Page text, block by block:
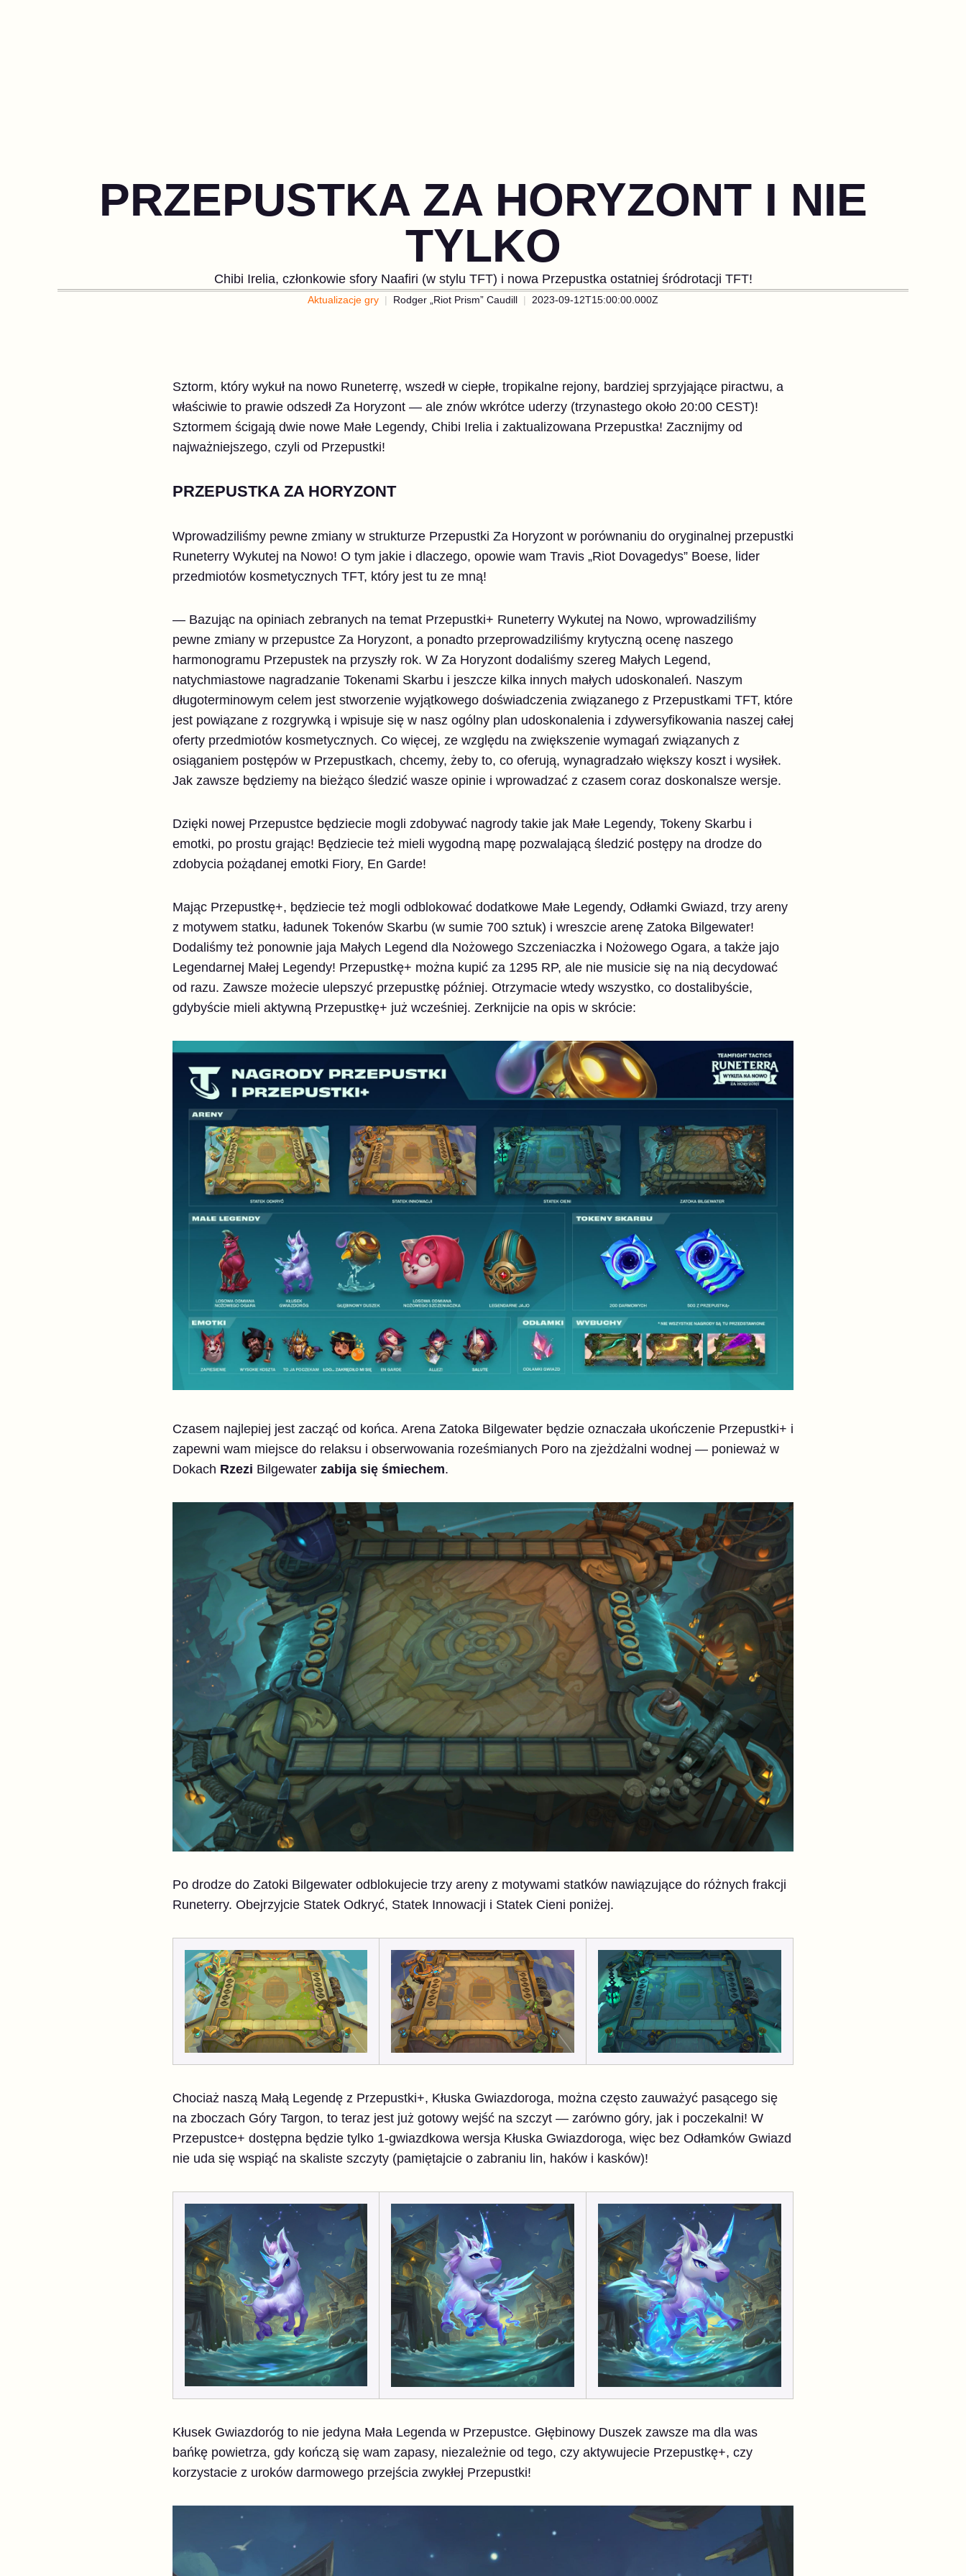
PRZEPUSTKA ZA HORYZONT I NIE
TYLKO
Chibi Irelia, członkowie sfory Naafiri (w stylu TFT) i nowa Przepustka ostatniej śródrotacji TFT!
Aktualizacje gry Rodger „Riot Prism” Caudill 2023-09-12T15:00:00.000Z
Sztorm, który wykuł na nowo Runeterrę, wszedł w ciepłe, tropikalne rejony, bardziej sprzyjające piractwu, a
właściwie to prawie odszedł Za Horyzont — ale znów wkrótce uderzy (trzynastego około 20:00 CEST)!
Sztormem ścigają dwie nowe Małe Legendy, Chibi Irelia i zaktualizowana Przepustka! Zacznijmy od
najważniejszego, czyli od Przepustki!
PRZEPUSTKA ZA HORYZONT
Wprowadziliśmy pewne zmiany w strukturze Przepustki Za Horyzont w porównaniu do oryginalnej przepustki
Runeterry Wykutej na Nowo! O tym jakie i dlaczego, opowie wam Travis „Riot Dovagedys” Boese, lider
przedmiotów kosmetycznych TFT, który jest tu ze mną!
— Bazując na opiniach zebranych na temat Przepustki+ Runeterry Wykutej na Nowo, wprowadziliśmy
pewne zmiany w przepustce Za Horyzont, a ponadto przeprowadziliśmy krytyczną ocenę naszego
harmonogramu Przepustek na przyszły rok. W Za Horyzont dodaliśmy szereg Małych Legend,
natychmiastowe nagradzanie Tokenami Skarbu i jeszcze kilka innych małych udoskonaleń. Naszym
długoterminowym celem jest stworzenie wyjątkowego doświadczenia związanego z Przepustkami TFT, które
jest powiązane z rozgrywką i wpisuje się w nasz ogólny plan udoskonalenia i zdywersyfikowania naszej całej
oferty przedmiotów kosmetycznych. Co więcej, ze względu na zwiększenie wymagań związanych z
osiąganiem postępów w Przepustkach, chcemy, żeby to, co oferują, wynagradzało większy koszt i wysiłek.
Jak zawsze będziemy na bieżąco śledzić wasze opinie i wprowadzać z czasem coraz doskonalsze wersje.
Dzięki nowej Przepustce będziecie mogli zdobywać nagrody takie jak Małe Legendy, Tokeny Skarbu i
emotki, po prostu grając! Będziecie też mieli wygodną mapę pozwalającą śledzić postępy na drodze do
zdobycia pożądanej emotki Fiory, En Garde!
Mając Przepustkę+, będziecie też mogli odblokować dodatkowe Małe Legendy, Odłamki Gwiazd, trzy areny
z motywem statku, ładunek Tokenów Skarbu (w sumie 700 sztuk) i wreszcie arenę Zatoka Bilgewater!
Dodaliśmy też ponownie jaja Małych Legend dla Nożowego Szczeniaczka i Nożowego Ogara, a także jajo
Legendarnej Małej Legendy! Przepustkę+ można kupić za 1295 RP, ale nie musicie się na nią decydować
od razu. Zawsze możecie ulepszyć przepustkę później. Otrzymacie wtedy wszystko, co dostalibyście,
gdybyście mieli aktywną Przepustkę+ już wcześniej. Zerknijcie na opis w skrócie:
Czasem najlepiej jest zacząć od końca. Arena Zatoka Bilgewater będzie oznaczała ukończenie Przepustki+ i
zapewni wam miejsce do relaksu i obserwowania roześmianych Poro na zjeżdżalni wodnej — ponieważ w
Dokach Rzezi Bilgewater zabija się śmiechem.
Po drodze do Zatoki Bilgewater odblokujecie trzy areny z motywami statków nawiązujące do różnych frakcji
Runeterry. Obejrzyjcie Statek Odkryć, Statek Innowacji i Statek Cieni poniżej.
Chociaż naszą Małą Legendę z Przepustki+, Kłuska Gwiazdoroga, można często zauważyć pasącego się
na zboczach Góry Targon, to teraz jest już gotowy wejść na szczyt — zarówno góry, jak i poczekalni! W
Przepustce+ dostępna będzie tylko 1-gwiazdkowa wersja Kłuska Gwiazdoroga, więc bez Odłamków Gwiazd
nie uda się wspiąć na skaliste szczyty (pamiętajcie o zabraniu lin, haków i kasków)!
Kłusek Gwiazdoróg to nie jedyna Mała Legenda w Przepustce. Głębinowy Duszek zawsze ma dla was
bańkę powietrza, gdy kończą się wam zapasy, niezależnie od tego, czy aktywujecie Przepustkę+, czy
korzystacie z uroków darmowego przejścia zwykłej Przepustki!